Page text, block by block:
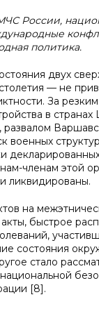
России,
политика.
двух
— не
За
в странах
военных
членам этой
ликвидированы.
на
быстрое
состояния
стало
[8].